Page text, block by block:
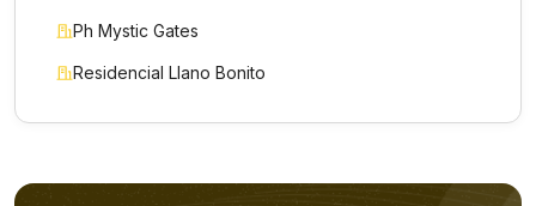
Ph Mystic Gates
Residencial Llano Bonito